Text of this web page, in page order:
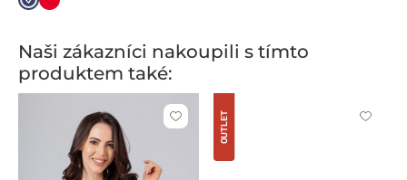
Námořnická
Červená
Naši zákazníci nakoupili s tímto
produktem také:
Kliknutím
odeberete
OUTLET